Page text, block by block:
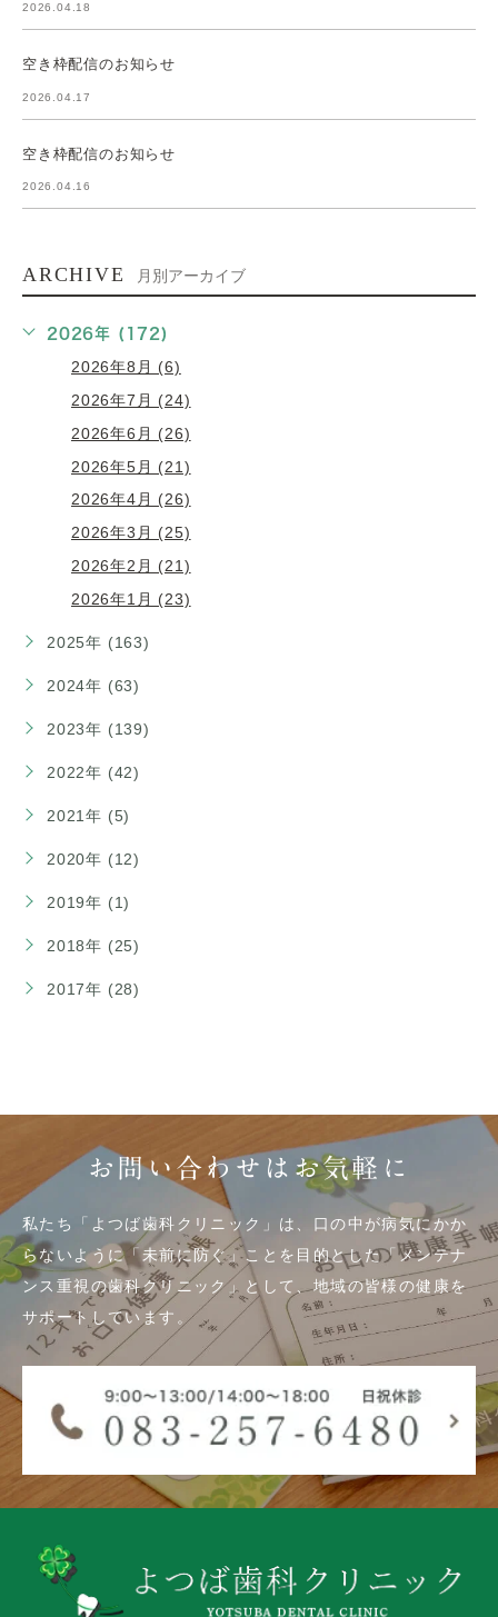
2026.04.18
空き枠配信のお知らせ
2026.04.17
空き枠配信のお知らせ
2026.04.16
ARCHIVE 月別アーカイブ
2026年 (172)
2026年8月 (6)
2026年7月 (24)
2026年6月 (26)
2026年5月 (21)
2026年4月 (26)
2026年3月 (25)
2026年2月 (21)
2026年1月 (23)
2025年 (163)
2024年 (63)
2023年 (139)
2022年 (42)
2021年 (5)
2020年 (12)
2019年 (1)
2018年 (25)
2017年 (28)
お問い合わせはお気軽に
私たち「よつば歯科クリニック」は、口の中が病気にかか
らないように「未前に防ぐ」ことを目的とした「メンテナ
ンス重視の歯科クリニック」として、地域の皆様の健康を
サポートしています。